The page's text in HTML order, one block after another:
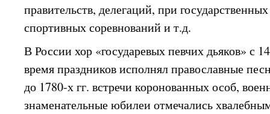
правительств, делегаций, при
спортивных соревнований и т.д.
В России хор «государевых певчих дьяков» с
время праздников исполнял православные
до 1780-х гг. встречи коронованных особ,
знаменательные юбилеи отмечались